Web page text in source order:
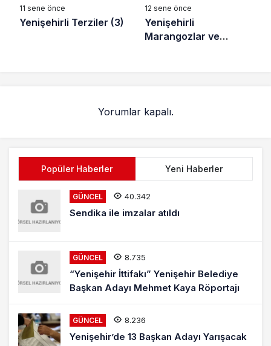
11 sene önce
Yenişehirli Terziler (3)
12 sene önce
Yenişehirli
Marangozlar ve
Yorumlar kapalı.
Popüler Haberler Yeni Haberler
GÜNCEL 40.342
Sendika ile imzalar atıldı
GÜNCEL 8.735
“Yenişehir İttifakı” Yenişehir Belediye
Başkan Adayı Mehmet Kaya Röportajı
GÜNCEL 8.236
Yenişehir’de 13 Başkan Adayı Yarışacak